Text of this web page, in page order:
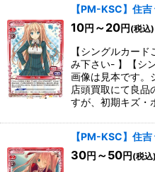
【PM-KSC】住吉
10円 ～20円 (税込)
【シングルカー
み下さい- 】【シ
画像は見本です。
店頭買取にて良品
すが、初期キズ・
【PM-KSC】住吉
30円 ～50円 (税込)